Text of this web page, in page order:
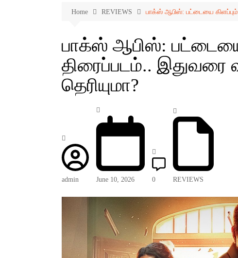
Home REVIEWS பாக்ஸ் ஆபிஸ்: பட்டையை
பாக்ஸ் ஆபிஸ்: பட்டையை
திரைப்படம்.. இதுவரை
தெரியுமா?
admin June 10, 2026 0 REVIEWS